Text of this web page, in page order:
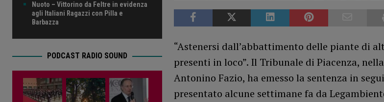
“Astenersi dall’abbattimento delle piante di
presenti in loco”. Il Tribunale di Piacenza,
Antonino Fazio, ha emesso la sentenza in
presentato alcune settimane fa da
Nuoto – Vittorino da Feltre in evidenza
agli Italiani Ragazzi con Pilla e
Barbazza
PODCAST RADIO SOUND